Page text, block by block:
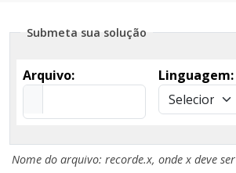
Submeta sua solução
Arquivo:
Linguagem:
Nome do arquivo: recorde.x, ondexdeve ser